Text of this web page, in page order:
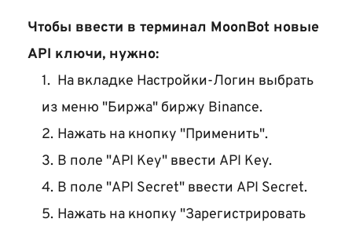
Чтобы ввести в терминал MoonBot новые
API ключи, нужно:
На вкладке Настройки-Логин выбрать
из меню "Биржа" биржу Binance.
Нажать на кнопку "Применить".
В поле "API Key" ввести API Key.
В поле "API Secret" ввести API Secret.
Нажать на кнопку "Зарегистрировать